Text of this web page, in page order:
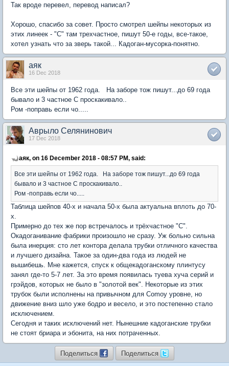
Так вроде перевел, перевод написал?
Хорошо, спасибо за совет. Просто смотрел шейпы некоторых из
этих линеек - "С" там трехчастное, пишут 50-е годы, все-такое,
хотел узнать что за зверь такой... Кадоган-мусорка-понятно.
аяк
16 Dec 2018
Все эти шейпы от 1962 года. На заборе тож пишут...до 69 года
бывало и 3 частное С проскакивало..
Ром -поправь если чо.....
Аврыло Селянинович
17 Dec 2018
аяк, on 16 December 2018 - 08:57 PM, said:
Все эти шейпы от 1962 года. На заборе тож пишут...до 69 года
бывало и 3 частное С проскакивало..
Ром -поправь если чо.....
Таблица шейпов 40-х и начала 50-х была актуальна вплоть до 70-
х.
Примерно до тех же пор встречалось и трёхчастное "С".
Окадоганивание фабрики произошло не сразу. Уж больно сильна
была инерция: сто лет контора делала трубки отличного качества
и лучшего дизайна. Такое за один-два года из людей не
вышибешь. Мне кажется, спуск к общекадоганскому плинтусу
занял где-то 5-7 лет. За это время появилась туева хуча серий и
грэйдов, которых не было в "золотой век". Некоторые из этих
трубок были исполнены на привычном для Comoy уровне, но
движение вниз шло уже бодро и весело, и это постепенно стало
исключением.
Сегодня и таких исключений нет. Нынешние кадоганские трубки
не стоят бриара и эбонита, на них потраченных.
Поделиться Поделиться